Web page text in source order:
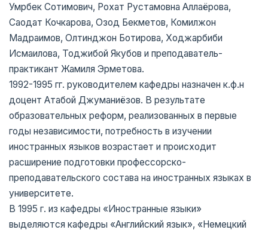
Умрбек Сотимович, Рохат Рустамовна Аллаёрова,
Саодат Кочкарова, Озод Бекметов, Комилжон
Мадраимов, Олтинджон Ботирова, Ходжарбиби
Исмаилова, Тоджибой Якубов и преподаватель-
практикант Жамиля Эрметова.
1992-1995 гг. руководителем кафедры назначен к.ф.н
доцент Атабой Джуманиёзов. В результате
образовательных реформ, реализованных в первые
годы независимости, потребность в изучении
иностранных языков возрастает и происходит
расширение подготовки профессорско-
преподавательского состава на иностранных языках в
университете.
В 1995 г. из кафедры «Иностранные языки»
выделяются кафедры «Английский язык», «Немецкий